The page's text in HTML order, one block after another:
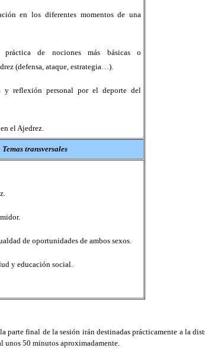
en los diferentes momentos de una
de nociones más básicas o
(defensa, ataque, estrategia…).
y reflexión personal por el deporte del
el Ajedrez.
Temas transversales
de oportunidades de ambos sexos.
y educación social.
parte final de la sesión irán destinadas prácticamente a la
unos 50 minutos aproximadamente.